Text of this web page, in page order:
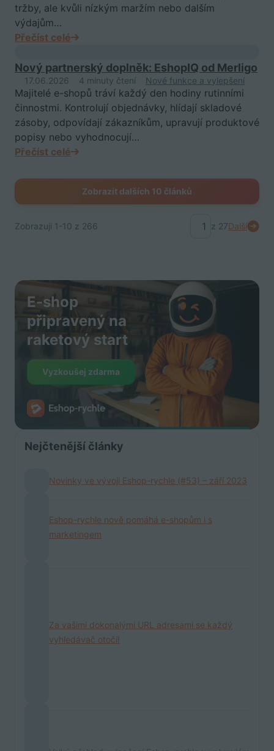
tržby, ale kvůli nízkým maržím nebo dalším
výdajům…
Přečíst celé
Nový partnerský doplněk: EshopIQ od Merligo
17.06.2026 4 minuty čtení Nové funkce a vylepšení
Majitelé e-shopů tráví každý den hodiny rutinními
činnostmi. Kontrolují objednávky, hlídají skladové
zásoby, odpovídají zákazníkům, upravují produktové
popisy nebo vyhodnocují…
Přečíst celé
Zobrazuji 1-10 z 266
Zobrazit dalších 10 článků
z 27Další
E-shop
připravený na
raketový start
Vyzkoušej zdarma
Nejčtenější články
Novinky ve vývoji Eshop-rychle (#53) – září 2023
Eshop-rychle nově pomáhá e-shopům i s
marketingem
Za vašimi dokonalými URL adresami se každý
vyhledávač otočí!